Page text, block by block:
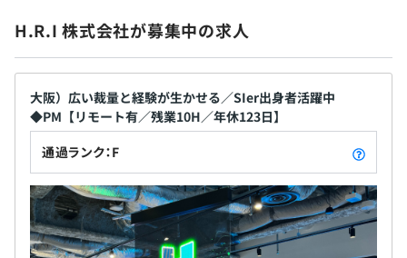
相談の上、PJに沿ったマシンを支給いたします。
プロジェクトごとに選択
Docker、Terraform、AWS CloudFormation、Ansible、
Kubernetes、Amazon ECS、Zabbix、Datadog
H.R.I 株式会社が募集中の求人
大阪）広い裁量と経験が生かせる／SIer出身者活躍中
◆PM【リモート有／残業10H／年休123日】
通過ランク：F